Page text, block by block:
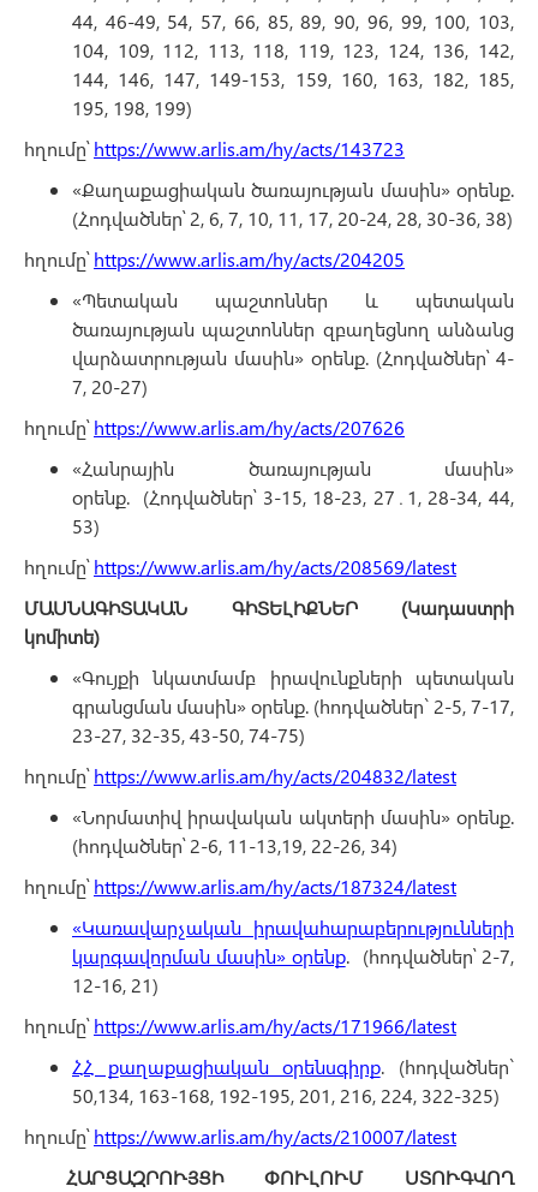
44, 46-49, 54, 57, 66, 85, 89, 90, 96, 99, 100, 103,
104, 109, 112, 113, 118, 119, 123, 124, 136, 142,
144, 146, 147, 149-153, 159, 160, 163, 182, 185,
195, 198, 199)
հղումը՝https://www.arlis.am/hy/acts/143723
«Քաղաքացիական ծառայության մասին» օրենք.
(Հոդվածներ՝ 2, 6, 7, 10, 11, 17, 20-24, 28, 30-36, 38)
հղումը՝https://www.arlis.am/hy/acts/204205
«Պետական պաշտոններ և պետական
ծառայության պաշտոններ զբաղեցնող անձանց
վարձատրության մասին» օրենք. (Հոդվածներ՝ 4-
7, 20-27)
հղումը՝https://www.arlis.am/hy/acts/207626
«Հանրային ծառայության մասին»
օրենք. (Հոդվածներ՝ 3-15, 18-23, 27․1, 28-34, 44,
53)
հղումը՝https://www.arlis.am/hy/acts/208569/latest
ՄԱՍՆԱԳԻՏԱԿԱՆ ԳԻՏԵԼԻՔՆԵՐ (Կադաստրի
կոմիտե)
«Գույքի նկատմամբ իրավունքների պետական
գրանցման մասին» օրենք. (հոդվածներ` 2-5, 7-17,
23-27, 32-35, 43-50, 74-75)
հղումը՝https://www.arlis.am/hy/acts/204832/latest
«Նորմատիվ իրավական ակտերի մասին» օրենք.
(հոդվածներ՝ 2-6, 11-13,19, 22-26, 34)
հղումը՝https://www.arlis.am/hy/acts/187324/latest
«Կառավարչական իրավահարաբերությունների
կարգավորման մասին» օրենք. (հոդվածներ՝ 2-7,
12-16, 21)
հղումը՝https://www.arlis.am/hy/acts/171966/latest
ՀՀ քաղաքացիական օրենսգիրք. (հոդվածներ`
50,134, 163-168, 192-195, 201, 216, 224, 322-325)
հղումը՝https://www.arlis.am/hy/acts/210007/latest
ՀԱՐՑԱԶՐՈՒՅՑԻ ՓՈՒԼՈՒՄ ՍՏՈՒԳՎՈՂ